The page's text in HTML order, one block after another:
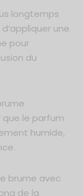
longtemps
une
pour
du
le parfum
humide,
brume avec
de la